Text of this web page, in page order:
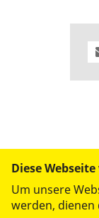
Diese
Um unsere
werden, dienen